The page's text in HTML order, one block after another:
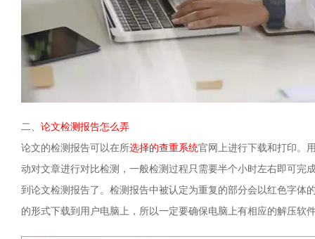
二、 论文检测报告怎么弄
论文的检测报告可以在所选择的查重系统官网上进行下载和打印。
动对文章进行对比检测，一般检测过程只需要半个小时左右即可
到论文检测报告了。检测报告中被认定为重复的部分会以红色字
的形式下载到用户电脑上，所以一定要确保电脑上有相应的解压软